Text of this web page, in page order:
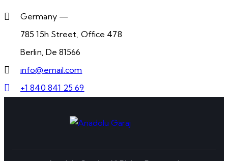
Germany —
785 15h Street, Office 478
Berlin, De 81566
info@email.com
+1 840 841 25 69